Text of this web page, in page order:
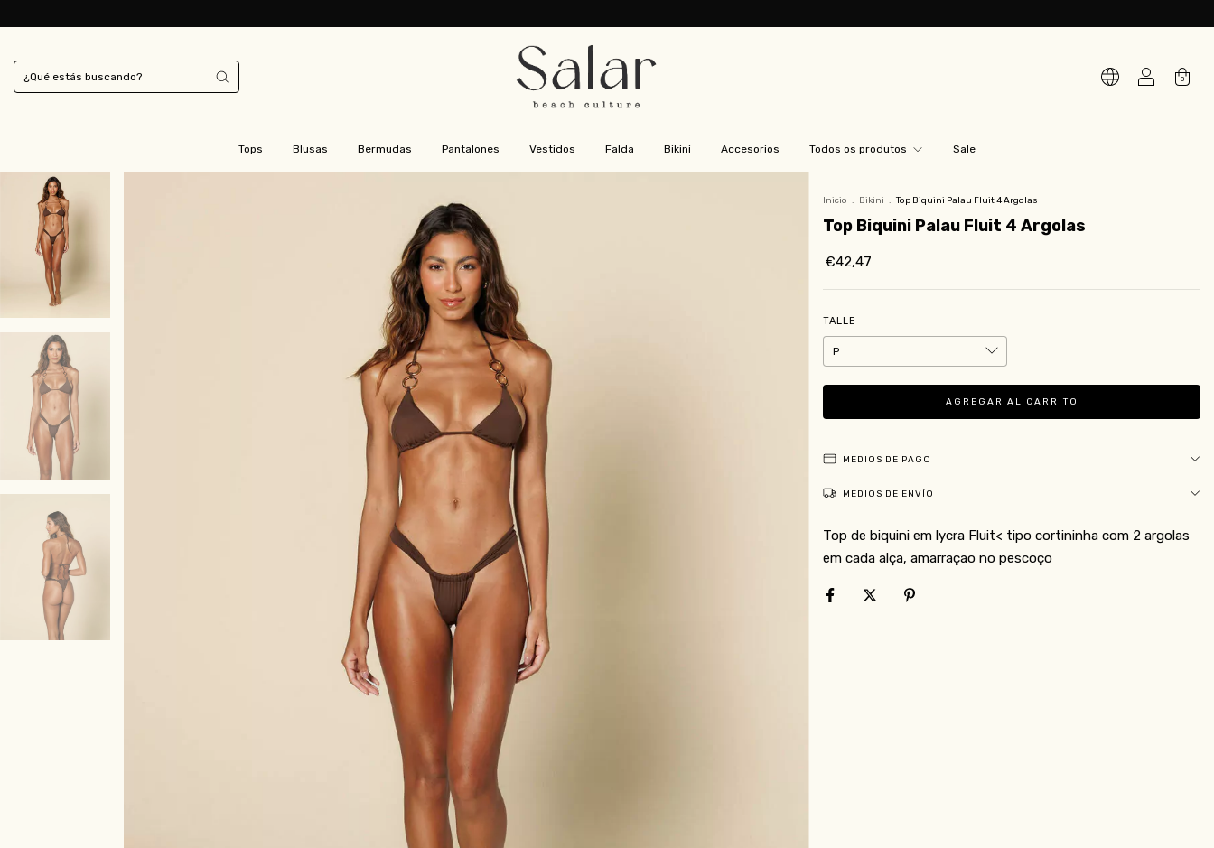
0
Tops Blusas Bermudas Pantalones Vestidos Falda Bikini Accesorios Todos os produtos Sale
Inicio . Bikini . Top Biquini Palau Fluit 4 Argolas
Top Biquini Palau Fluit 4 Argolas
€42,47
TALLE
MEDIOS DE PAGO
MEDIOS DE ENVÍO
Top de biquini em lycra Fluit< tipo cortininha com 2 argolas
em cada alça, amarraçao no pescoço